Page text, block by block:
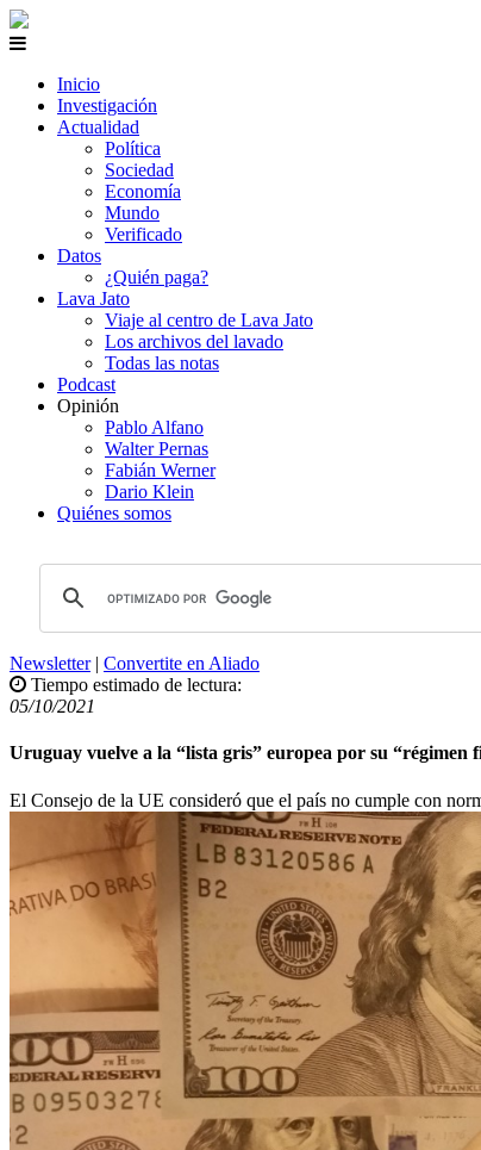
Inicio
Investigación
Actualidad
Política
Sociedad
Economía
Mundo
Verificado
Datos
¿Quién paga?
Lava Jato
Viaje al centro de Lava Jato
Los archivos del lavado
Todas las notas
Podcast
Opinión
Pablo Alfano
Walter Pernas
Fabián Werner
Dario Klein
Quiénes somos
Newsletter| Convertite en Aliado
Tiempo estimado de lectura:
05/10/2021
Uruguay vuelve a la “lista gris” europea por su “régimen
El Consejo de la UE consideró que el país no cumple con